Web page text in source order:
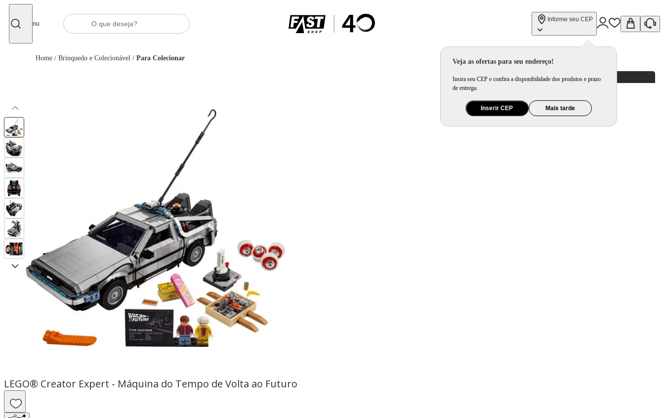
Menu
Informe seu CEP
Veja as ofertas para seu endereço!
Insira seu CEP e confira a disponibilidade dos produtos e prazo
de entrega.
Inserir CEP Mais tarde
Home / Brinquedo e Colecionável / Para Colecionar
LEGO® Creator Expert - Máquina do Tempo de Volta ao Futuro